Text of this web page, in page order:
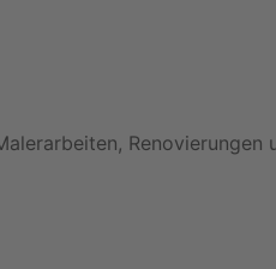
Renovierungen